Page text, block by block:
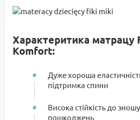
Характеритика матрацу
Komfort:
Дуже хороша
підтримка спини
Висока стійкість до
пошкоджень